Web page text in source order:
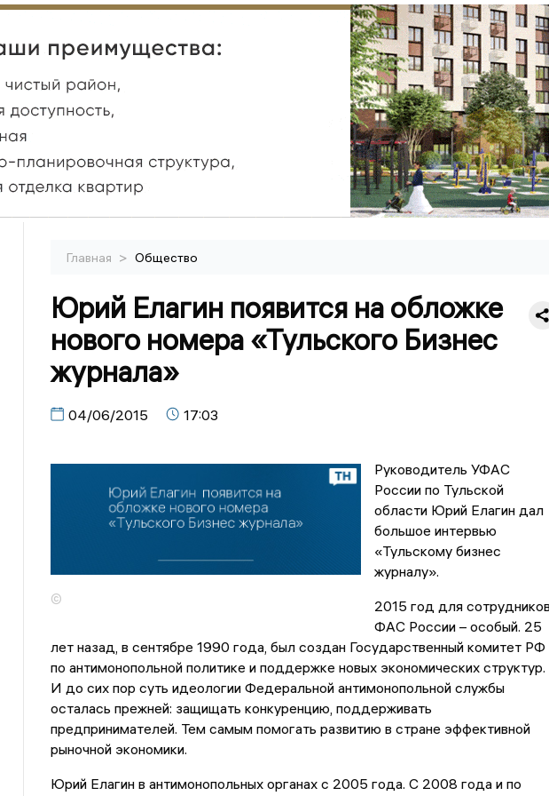
Главная > Общество
Юрий Елагин появится на обложке
нового номера «Тульского Бизнес
журнала»
04/06/2015 17:03
©
Руководитель УФАС
России по Тульской
области Юрий Елагин дал
большое интервью
«Тульскому бизнес
журналу».
2015 год для
ФАС России – особый. 25
лет назад, в сентябре 1990 года, был создан Государственный комитет РФ
по антимонопольной политике и поддержке новых экономических структур.
И до сих пор суть идеологии Федеральной антимонопольной службы
осталась прежней: защищать конкуренцию, поддерживать
предпринимателей. Тем самым помогать развитию в стране эффективной
рыночной экономики.
Юрий Елагин в антимонопольных органах с 2005 года. С 2008 года и по